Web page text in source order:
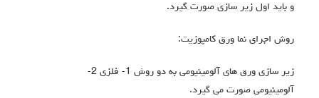
و باید اول زیر سازی صورت گیرد.
روش اجرای نما ورق کامپوزیت:
زیر سازی ورق های آلومینیومی به دو روش 1- فلزی 2-
آلومینیومی صورت می گیرد.